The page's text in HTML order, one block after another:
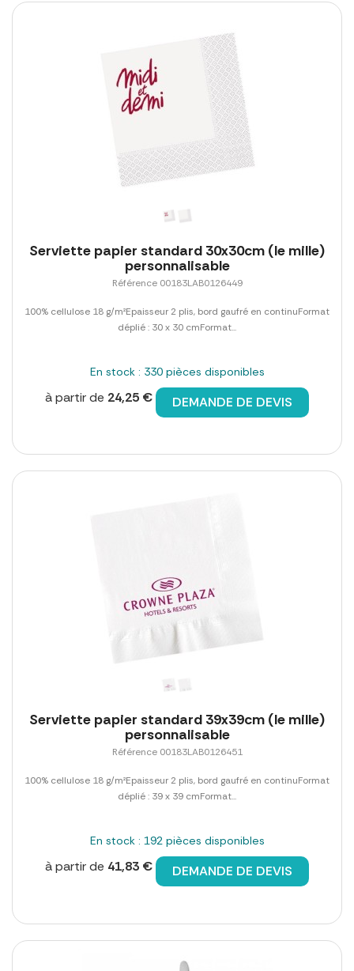
Serviette papier standard 30x30cm (le mille)
personnalisable
Référence 00183LAB0126449
100% cellulose 18 g/m²Epaisseur 2 plis, bord gaufré en continuFormat
déplié : 30 x 30 cmFormat...
En stock : 330 pièces disponibles
à partir de 24,25 € DEMANDE DE DEVIS
Serviette papier standard 39x39cm (le mille)
personnalisable
Référence 00183LAB0126451
100% cellulose 18 g/m²Epaisseur 2 plis, bord gaufré en continuFormat
déplié : 39 x 39 cmFormat...
En stock : 192 pièces disponibles
à partir de 41,83 € DEMANDE DE DEVIS